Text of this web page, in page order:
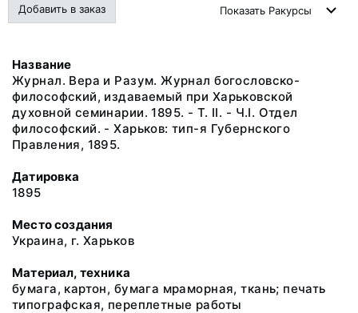
Добавить в заказ Показать Ракурсы
Название
Журнал. Вера и Разум. Журнал богословско-
философский, издаваемый при Харьковской
духовной семинарии. 1895. - Т. II. - Ч.I. Отдел
философский. - Харьков: тип-я Губернского
Правления, 1895.
Датировка
1895
Место создания
Украина, г. Харьков
Материал, техника
бумага, картон, бумага мраморная, ткань; печать
типографская, переплетные работы